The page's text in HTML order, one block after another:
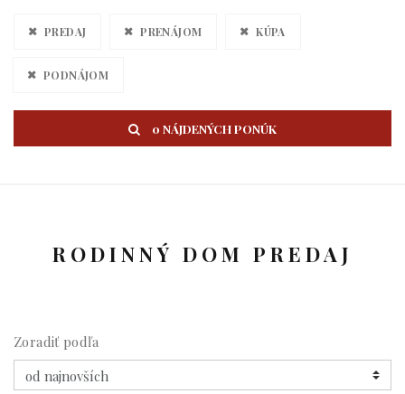
PREDAJ PRENÁJOM KÚPA
PODNÁJOM
0 NÁJDENÝCH PONÚK
RODINNÝ DOM PREDAJ
Zoradiť podľa